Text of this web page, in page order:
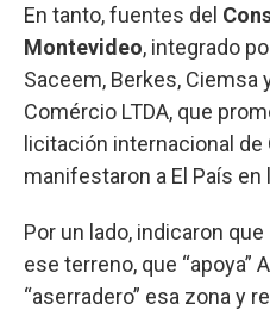
En tanto, fuentes del
Montevideo, integrado
Saceem, Berkes, Ciemsa
Comércio LTDA, que
licitación internacional de
manifestaron a El País en
Por un lado, indicaron
ese terreno, que “apoya”
“aserradero” esa zona y